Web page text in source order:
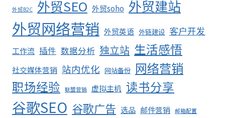
外贸B2C 外贸SEO 外贸soho 外贸建站
外贸网络营销 外贸英语 外链建设 客户开发
工作流 插件 数据分析 独立站 生活感悟
社交媒体营销 站内优化 网站备份 网络营销
职场经验 联盟营销 虚拟主机 读书分享
谷歌SEO 谷歌广告 选品 邮件营销 邮箱配置